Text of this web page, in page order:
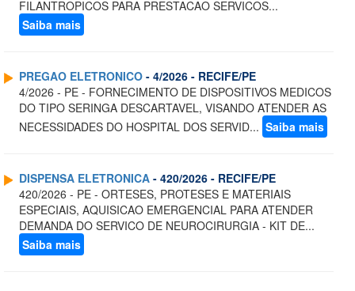
FILANTROPICOS PARA PRESTACAO SERVICOS...
Saiba mais
PREGAO ELETRONICO - 4/2026 - RECIFE/PE
4/2026 - PE - FORNECIMENTO DE DISPOSITIVOS MEDICOS
DO TIPO SERINGA DESCARTAVEL, VISANDO ATENDER AS
NECESSIDADES DO HOSPITAL DOS SERVID... Saiba mais
DISPENSA ELETRONICA - 420/2026 - RECIFE/PE
420/2026 - PE - ORTESES, PROTESES E MATERIAIS
ESPECIAIS, AQUISICAO EMERGENCIAL PARA ATENDER
DEMANDA DO SERVICO DE NEUROCIRURGIA - KIT DE...
Saiba mais